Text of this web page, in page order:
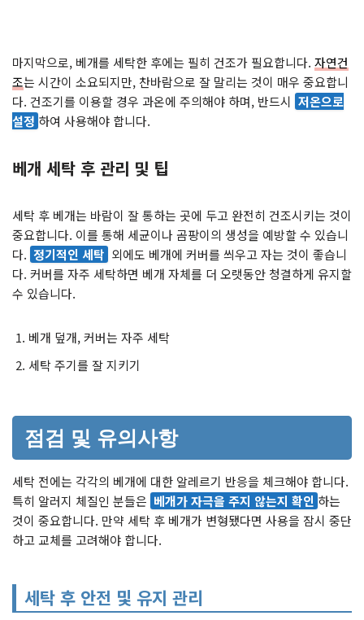
마지막으로, 베개를 세탁한 후에는 필히 건조가 필요합니다. 자연건
조는 시간이 소요되지만, 찬바람으로 잘 말리는 것이 매우 중요합니
다. 건조기를 이용할 경우 과온에 주의해야 하며, 반드시 저온으로
설정 하여 사용해야 합니다.
베개 세탁 후 관리 및 팁
세탁 후 베개는 바람이 잘 통하는 곳에 두고 완전히 건조시키는 것이
중요합니다. 이를 통해 세균이나 곰팡이의 생성을 예방할 수 있습니
다. 정기적인 세탁 외에도 베개에 커버를 씌우고 자는 것이 좋습니
다. 커버를 자주 세탁하면 베개 자체를 더 오랫동안 청결하게 유지할
수 있습니다.
베개 덮개, 커버는 자주 세탁
세탁 주기를 잘 지키기
점검 및 유의사항
세탁 전에는 각각의 베개에 대한 알레르기 반응을 체크해야 합니다.
특히 알러지 체질인 분들은 베개가 자극을 주지 않는지 확인 하는
것이 중요합니다. 만약 세탁 후 베개가 변형됐다면 사용을 잠시 중단
하고 교체를 고려해야 합니다.
세탁 후 안전 및 유지 관리